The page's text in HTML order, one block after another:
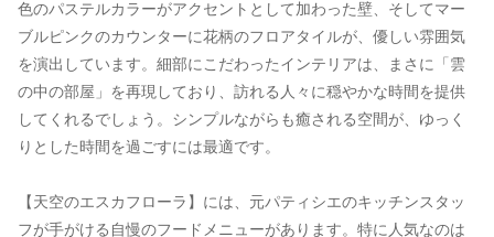
色のパステルカラーがアクセントとして加わった壁、そしてマー
ブルピンクのカウンターに花柄のフロアタイルが、優しい雰囲気
を演出しています。細部にこだわったインテリアは、まさに「雲
の中の部屋」を再現しており、訪れる人々に穏やかな時間を提供
してくれるでしょう。シンプルながらも癒される空間が、ゆっく
りとした時間を過ごすには最適です。
【天空のエスカフローラ】には、元パティシエのキッチンスタッ
フが手がける自慢のフードメニューがあります。特に人気なのは